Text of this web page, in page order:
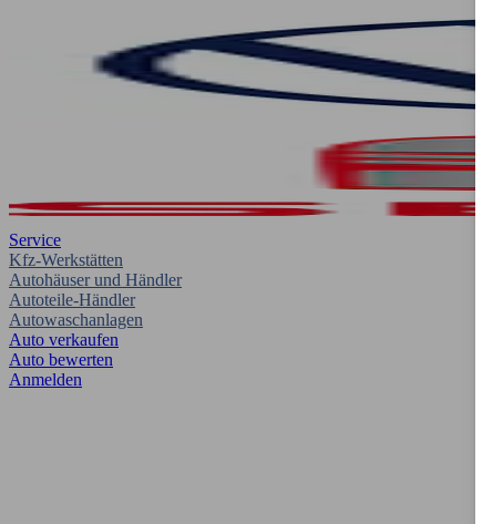
Service
Kfz-Werkstätten
Autohäuser und Händler
Autoteile-Händler
Autowaschanlagen
Auto verkaufen
Auto bewerten
Anmelden